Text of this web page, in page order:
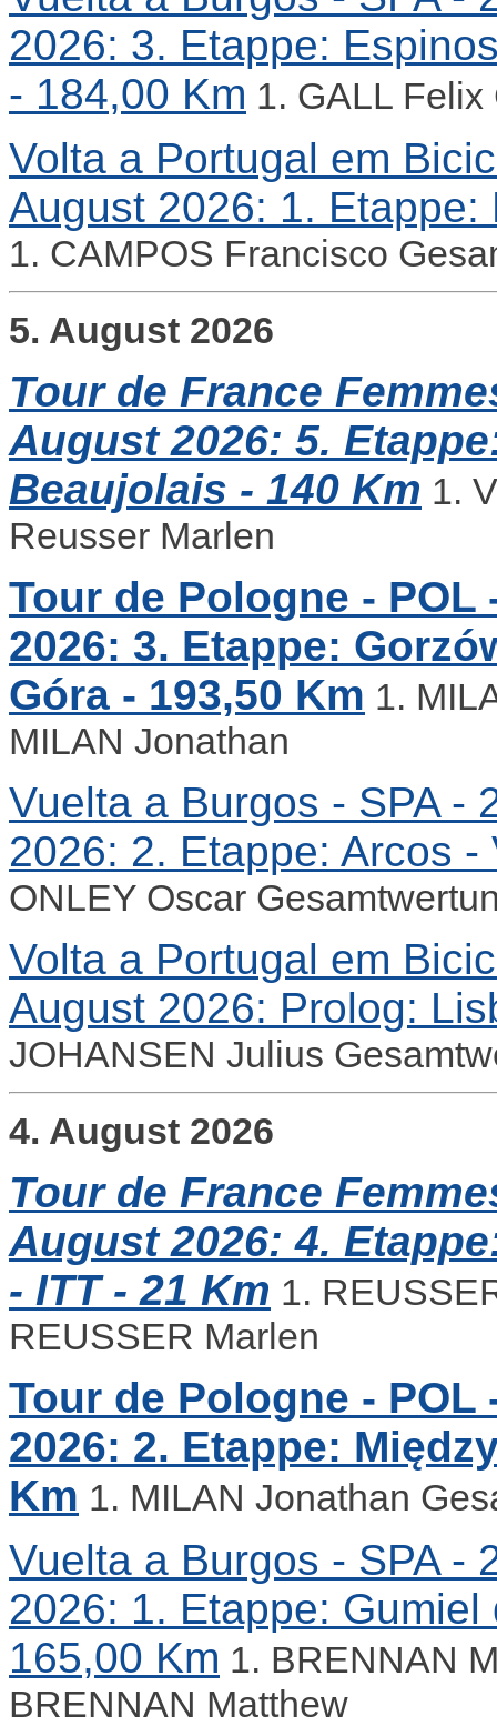
2026: 3. Etappe:
- 184,00 Km 1. GALL
Volta a Portugal em
August 2026: 1.
1. CAMPOS Francisco
5. August 2026
Tour de France
August 2026: 5.
Beaujolais - 140 Km 1.
Reusser Marlen
Tour de Pologne - POL
2026: 3. Etappe:
Góra - 193,50 Km 1.
MILAN Jonathan
Vuelta a Burgos - SPA -
2026: 2. Etappe: Arcos
ONLEY Oscar
Volta a Portugal em
August 2026: Prolog:
JOHANSEN Julius
4. August 2026
Tour de France
August 2026: 4.
- ITT - 21 Km 1.
REUSSER Marlen
Tour de Pologne - POL
2026: 2. Etappe:
Km 1. MILAN Jonathan
Vuelta a Burgos - SPA -
2026: 1. Etappe:
165,00 Km 1. BRENNAN
BRENNAN Matthew